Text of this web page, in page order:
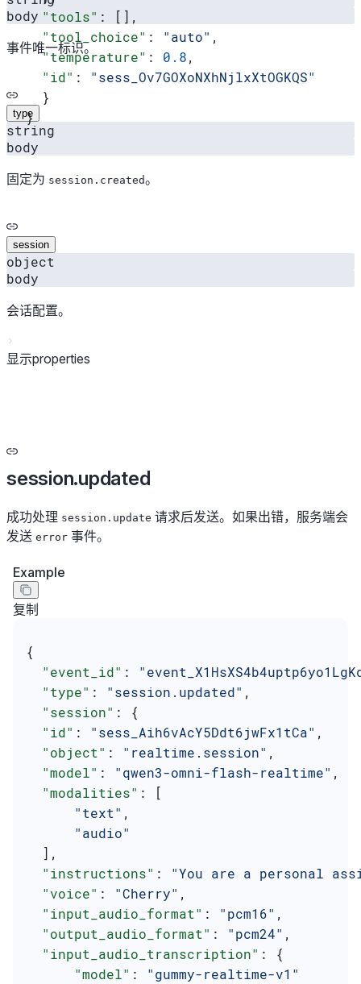
  "tools"
: [],
  "tool_choice"
: "auto" ,
  "temperature"
: 0.8,
  "id"
: "sess_Ov7GOXoNXhNjlxXtOGKQS"
  }
}
body
事件唯一标识。
type
string
body
固定为 session.created。
session
object
body
会话配置。
显示properties
session.updated
成功处理 session.update 请求后发送。如果出错，服务端会
发送 error 事件。
Example
复制
{
  "event_id"
:
  "type"
: "session.updated" ,
  "session"
: {
  "id"
: "sess_Aih6vAcY5Ddt6jwFx1tCa" ,
  "object"
: "realtime.session" ,
  "model"
: "qwen3-omni-flash-realtime" ,
  "modalities"
: [
      "text"
,
      "audio"
  ],
  "instructions"
: "You are a personal
  "voice"
: "Cherry" ,
  "input_audio_format"
: "pcm16" ,
  "output_audio_format"
: "pcm24" ,
  "input_audio_transcription"
: {
      "model"
: "gummy-realtime-v1"